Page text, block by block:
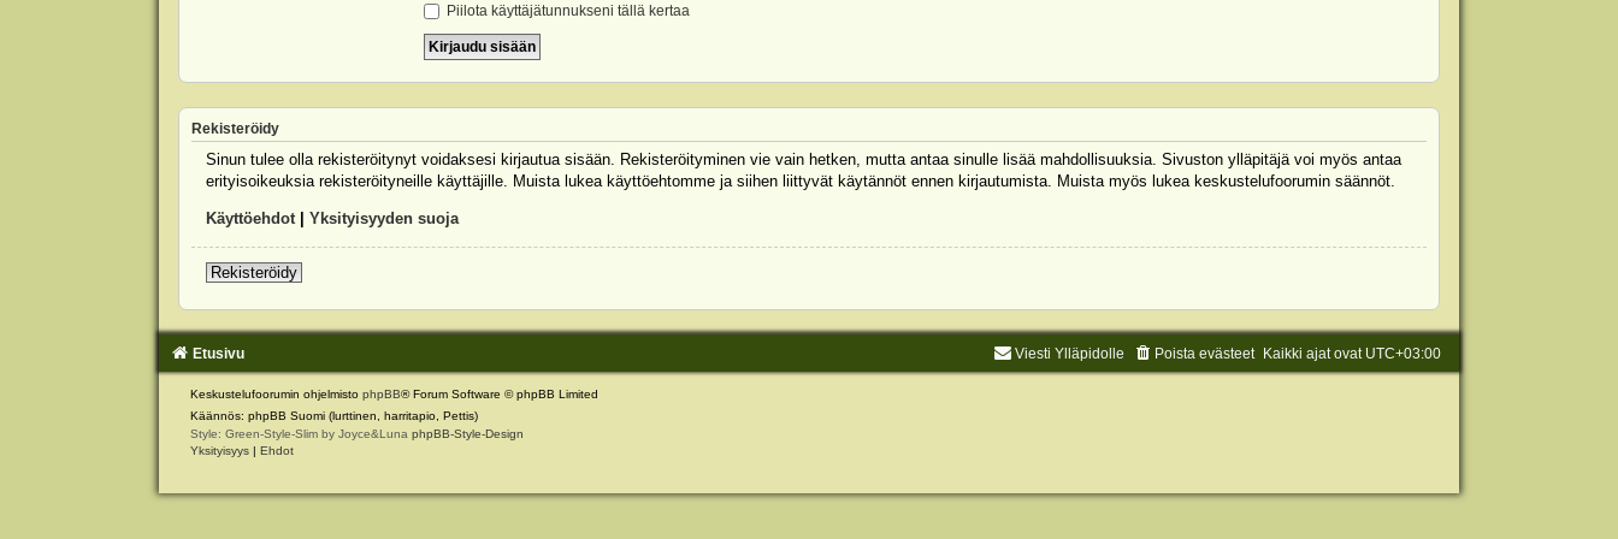
Piilota käyttäjätunnukseni tällä kertaa
Rekisteröidy
Sinun tulee olla rekisteröitynyt voidaksesi kirjautua sisään. Rekisteröityminen vie vain hetken, mutta antaa sinulle lisää mahdollisuuksia. Sivuston ylläpitäjä voi myös antaa
erityisoikeuksia rekisteröityneille käyttäjille. Muista lukea käyttöehtomme ja siihen liittyvät käytännöt ennen kirjautumista. Muista myös lukea keskustelufoorumin säännöt.
Käyttöehdot| Yksityisyyden suoja
Rekisteröidy
Etusivu Kaikki ajat ovat UTC+03:00
Poista evästeet
Viesti Ylläpidolle
Keskustelufoorumin ohjelmisto phpBB® Forum Software © phpBB Limited
Käännös: phpBB Suomi (lurttinen, harritapio, Pettis)
Style: Green-Style-Slim by Joyce&Luna phpBB-Style-Design
Yksityisyys | Ehdot